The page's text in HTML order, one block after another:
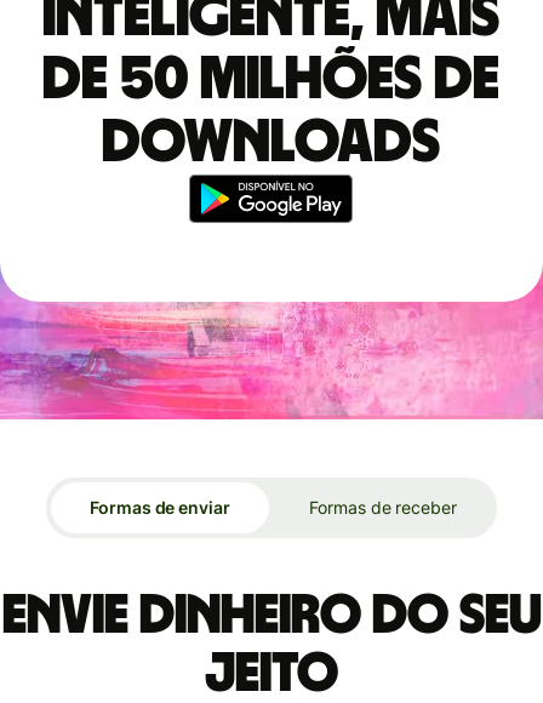
inteligente, mais
de 50 milhões de
downloads
Formas de enviar Formas de receber
Envie dinheiro do seu
jeito